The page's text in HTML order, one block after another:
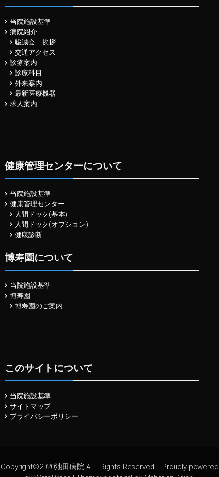
当院施設基準
病院紹介
聡誠会 挨拶
交通アクセス
診療案内
診療科目
外来案内
最新医療機器
求人案内
健康管理センターについて
当院施設基準
健康管理センター
人間ドック(基本)
人間ドック(オプション)
健康診断
博寿園について
当院施設基準
博寿園
博寿園のご案内
このサイトについて
当院施設基準
サイトマップ
プライバシーポリシー
Copyright©2020池田病院.ALL Rights Reserved. Proudly powered